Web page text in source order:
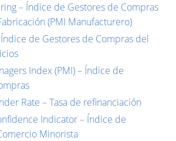
– Índice de Gestores de Compras
(PMI Manufacturero)
de Gestores de Compras del
Index (PMI) – Índice de
Rate – Tasa de refinanciación
Indicator – Índice de
Minorista